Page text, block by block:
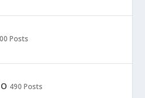
Posts
490 Posts